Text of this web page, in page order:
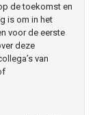
de toekomst en
is om in het
voor de eerste
deze
van